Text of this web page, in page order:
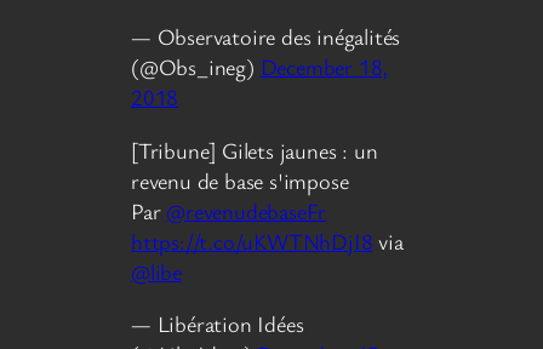
— Observatoire des inégalités
(@Obs_ineg) December 18,
2018
[Tribune] Gilets jaunes : un
revenu de base s'impose
Par @revenudebaseFr
https://t.co/uKWTNhDjI8 via
@libe
— Libération Idées